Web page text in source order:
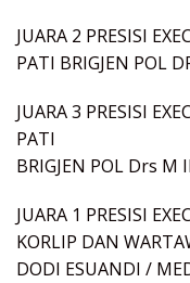
JUARA 2 PRESISI
PATI BRIGJEN POL
JUARA 3 PRESISI
PATI
BRIGJEN POL Drs M
JUARA 1 PRESISI
KORLIP DAN
DODI ESUANDI /